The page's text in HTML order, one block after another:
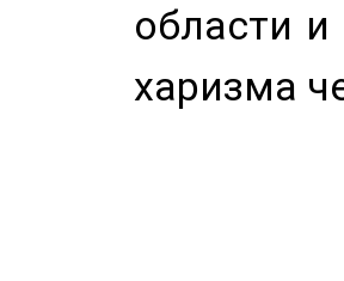
области
харизма